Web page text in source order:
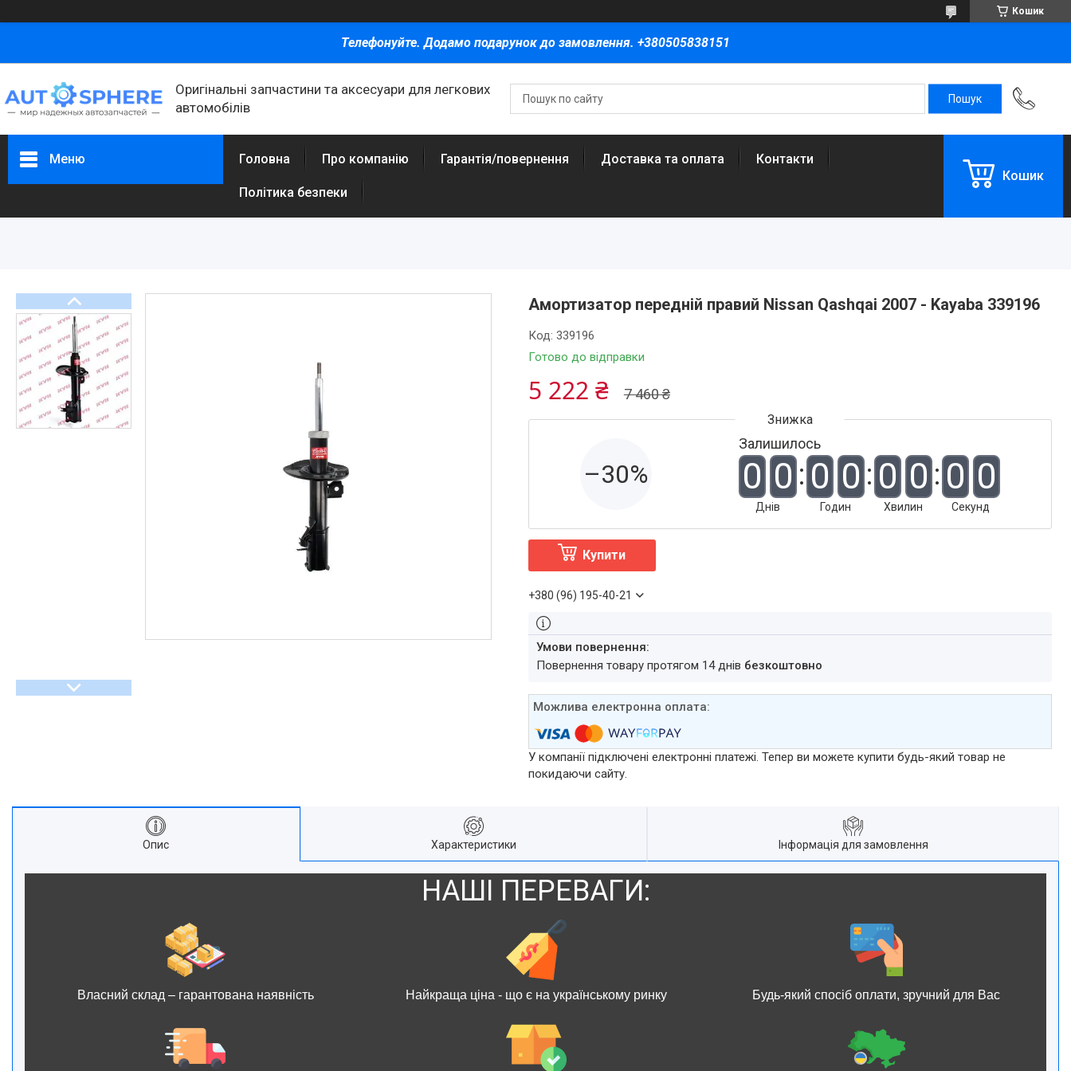
Кошик
Телефонуйте. Додамо подарунок до замовлення. +380505838151
Оригінальні запчастини та аксесуари для легкових
автомобілів
Меню
Корнева група
Головна Про компанію Гарантія/повернення Доставка та оплата Контакти
Політика безпеки
Кошик
Амортизатор передній правий Nissan Qashqai 2007 - Kayaba 339196
Готово до відправки
Код: 339196
7 460 ₴
5 222 ₴
–30%
Залишилось
0 0
Днів
0 0
Годин
0 0
Хвилин
0 0
Секунд
Купити
+380 (96) 195-40-21
повернення товару протягом 14 днів безкоштовно
У компанії підключені електронні платежі. Тепер ви можете купити будь-який товар не
покидаючи сайту.
Опис Характеристики Інформація для замовлення
НАШІ ПЕРЕВАГИ:
Власний склад – гарантована наявність Найкраща ціна - що є на українському ринку Будь-який спосіб оплати, зручний для Вас